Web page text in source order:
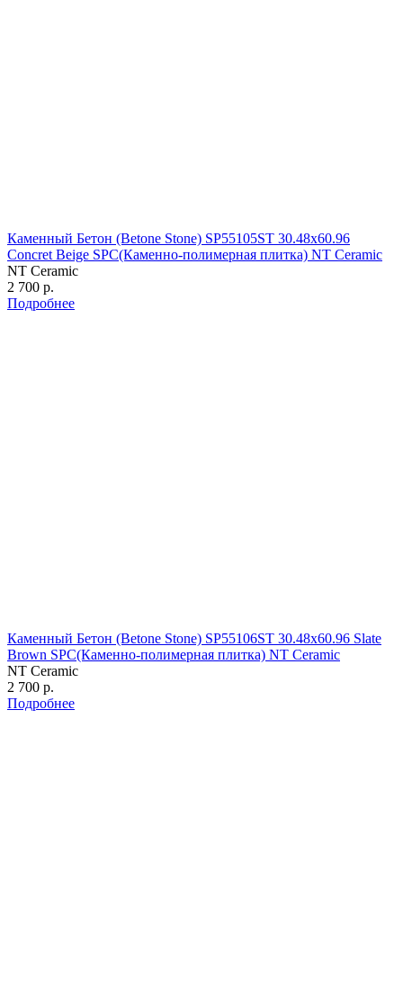
Каменный Бетон (Betone Stone) SP55105ST 30.48х60.96
Concret Beige SPC(Каменно-полимерная плитка) NT Ceramic
NT Ceramic
2 700 р.
Подробнее
Каменный Бетон (Betone Stone) SP55106ST 30.48х60.96 Slate
Brown SPC(Каменно-полимерная плитка) NT Ceramic
NT Ceramic
2 700 р.
Подробнее